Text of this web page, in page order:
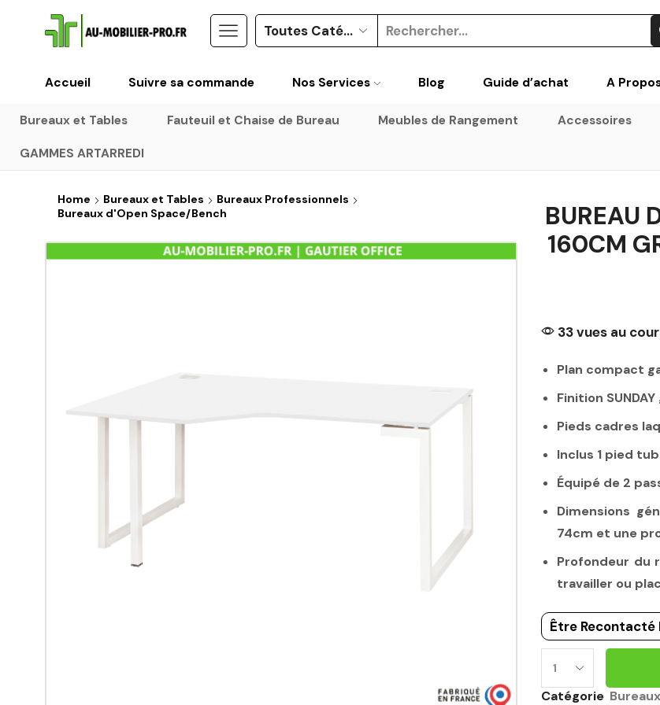
Accueil Suivre sa commande Nos Services Blog Guide d’achat A
Bureaux et Tables Fauteuil et Chaise de Bureau Meubles de Rangement Accessoires
GAMMES ARTARREDI
Home Bureaux et Tables
Bureaux Professionnels
Bureaux d'Open Space/Bench
BUREAU
160CM
33 vues au
Plan compact
Finition
Pieds cadres
Inclus 1 pied
Équipé de 2
Dimensions
74cm et une
Profondeur du
travailler ou
Être Recontacté
BUREAU
D'OPEN
Catégorie